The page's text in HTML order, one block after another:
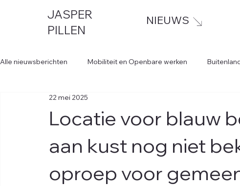
JASPER
PILLEN
NIEUWS
Alle nieuwsberichten Mobiliteit en Openbare werken
Locatie voor blauw
aan kust nog niet
oproep voor
22 mei 2025